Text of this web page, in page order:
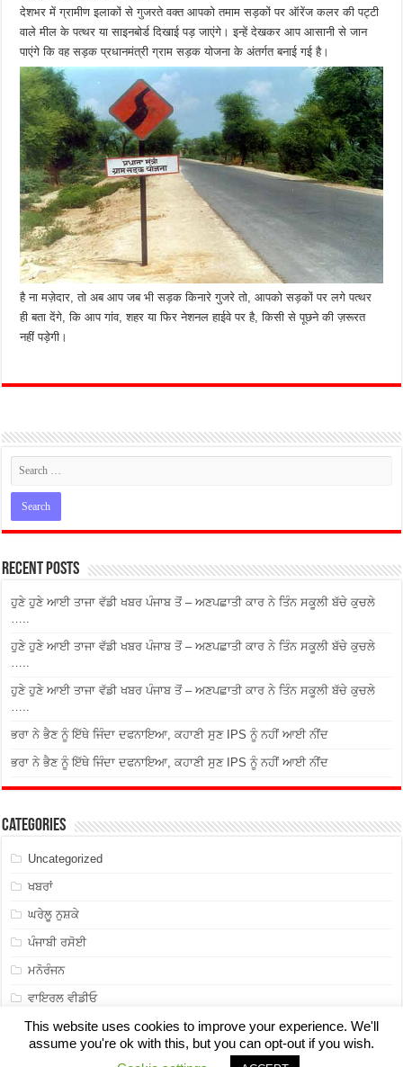
देशभर में ग्रामीण इलाकों से गुजरते वक्त आपको तमाम सड़कों पर ऑरेंज कलर की पट्टी
वाले मील के पत्थर या साइनबोर्ड दिखाई पड़ जाएंगे। इन्हें देखकर आप आसानी से जान
पाएंगे कि वह सड़क प्रधानमंत्री ग्राम सड़क योजना के अंतर्गत बनाई गई है।
है ना मज़ेदार, तो अब आप जब भी सड़क किनारे गुजरे तो, आपको सड़कों पर लगे पत्थर
ही बता देंगे, कि आप गांव, शहर या फिर नेशनल हाईवे पर है, किसी से पूछने की ज़रूरत
नहीं पड़ेगी।
Recent Posts
ਹੁਣੇ ਹੁਣੇ ਆਈ ਤਾਜਾ ਵੱਡੀ ਖਬਰ ਪੰਜਾਬ ਤੋਂ – ਅਣਪਛਾਤੀ ਕਾਰ ਨੇ ਤਿੰਨ ਸਕੂਲੀ ਬੱਚੇ ਕੁਚਲੇ
ਹੁਣੇ ਹੁਣੇ ਆਈ ਤਾਜਾ ਵੱਡੀ ਖਬਰ ਪੰਜਾਬ ਤੋਂ – ਅਣਪਛਾਤੀ ਕਾਰ ਨੇ ਤਿੰਨ ਸਕੂਲੀ ਬੱਚੇ ਕੁਚਲੇ
ਹੁਣੇ ਹੁਣੇ ਆਈ ਤਾਜਾ ਵੱਡੀ ਖਬਰ ਪੰਜਾਬ ਤੋਂ – ਅਣਪਛਾਤੀ ਕਾਰ ਨੇ ਤਿੰਨ ਸਕੂਲੀ ਬੱਚੇ ਕੁਚਲੇ
ਭਰਾ ਨੇ ਭੈਣ ਨੂੰ ਇੱਥੇ ਜਿੰਦਾ ਦਫਨਾਇਆ, ਕਹਾਣੀ ਸੁਣ IPS ਨੂੰ ਨਹੀਂ ਆਈ ਨੀਂਦ
ਭਰਾ ਨੇ ਭੈਣ ਨੂੰ ਇੱਥੇ ਜਿੰਦਾ ਦਫਨਾਇਆ, ਕਹਾਣੀ ਸੁਣ IPS ਨੂੰ ਨਹੀਂ ਆਈ ਨੀਂਦ
Categories
Uncategorized
ਖਬਰਾਂ
ਘਰੇਲੂ ਨੁਸ਼ਕੇ
ਪੰਜਾਬੀ ਰਸੋਈ
ਮਨੋਰੰਜਨ
ਵਾਇਰਲ ਵੀਡੀਓ
This website uses cookies to improve your experience. We'll
assume you're ok with this, but you can opt-out if you wish.